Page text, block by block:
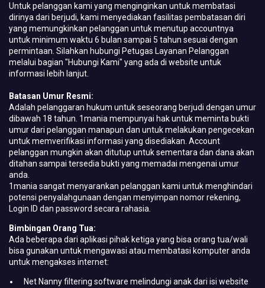
Untuk pelanggan kami yang menginginkan untuk membatasi
dirinya dari berjudi, kami menyediakan fasilitas pembatasan diri
yang memungkinkan pelanggan untuk menutup accountnya
untuk minimum waktu 6 bulan sampai 5 tahun sesuai dengan
permintaan. Silahkan hubungi Petugas Layanan Pelanggan
melalui bagian "Hubungi Kami" yang ada di website untuk
informasi lebih lanjut.
Batasan Umur Resmi:
Adalah pelanggaran hukum untuk seseorang berjudi dengan umur
dibawah 18 tahun. 1mania mempunyai hak untuk meminta bukti
umur dari pelanggan manapun dan untuk melakukan pengecekan
untuk memverifikasi informasi yang disediakan. Account
pelanggan mungkin akan ditutup untuk sementara dan dana akan
ditahan sampai tersedia bukti yang memadai mengenai umur
anda.
1mania sangat menyarankan pelanggan kami untuk menghindari
potensi penyalahgunaan dengan menyimpan nomor rekening,
Login ID dan password secara rahasia.
Bimbingan Orang Tua:
Ada beberapa dari aplikasi pihak ketiga yang bisa orang tua/wali
bisa gunakan untuk mengawasi atau membatasi komputer anda
untuk mengakses internet:
Net Nanny filtering software melindungi anak dari isi website